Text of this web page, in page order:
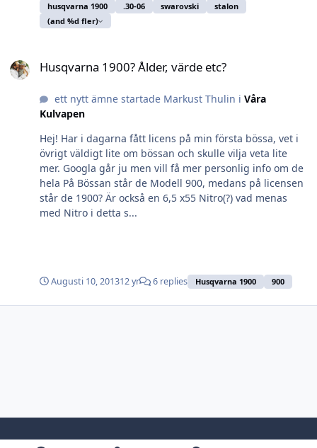
husqvarna 1900 .30-06 swarovski
stalon
(and %d fler)
Husqvarna 1900? Ålder, värde etc?
ett nytt ämne startade Markust Thulin i Våra
Kulvapen
Hej! Har i dagarna fått licens på min första bössa, vet i
övrigt väldigt lite om bössan och skulle vilja veta lite
mer. Googla går ju men vill få mer personlig info om de
hela På Bössan står de Modell 900, medans på licensen
står de 1900? Är också en 6,5 x55 Nitro(?) vad menas
med Nitro i detta s...
Augusti 10, 201312 yr 6 replies Husqvarna 1900 900